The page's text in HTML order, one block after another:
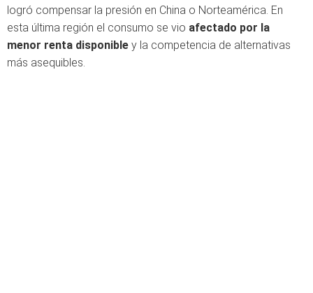
logró compensar la presión en China o Norteamérica. En
esta última región el consumo se vio afectado por la
menor renta disponible y la competencia de alternativas
más asequibles.